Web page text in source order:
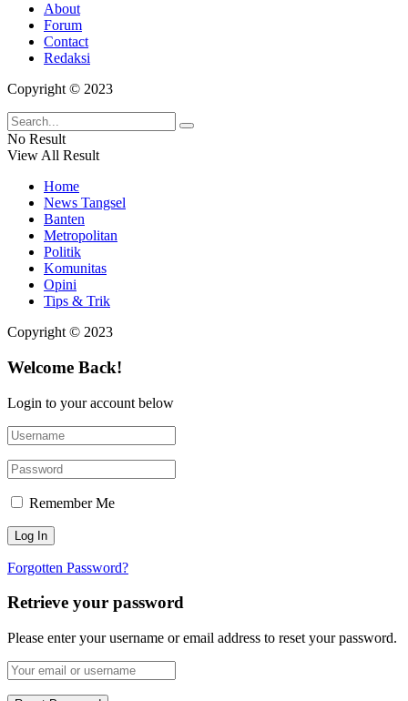
About
Forum
Contact
Redaksi
Copyright © 2023
No Result
View All Result
Home
News Tangsel
Banten
Metropolitan
Politik
Komunitas
Opini
Tips & Trik
Copyright © 2023
Welcome Back!
Login to your account below
Remember Me
Forgotten Password?
Retrieve your password
Please enter your username or email address to reset your password.